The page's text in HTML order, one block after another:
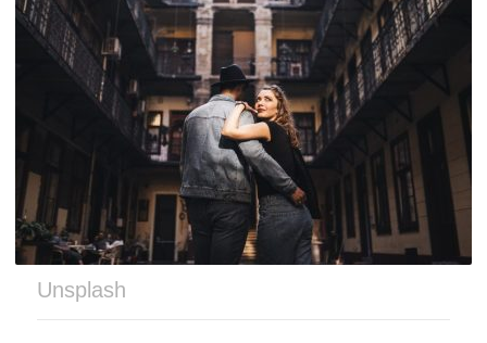
Unsplash